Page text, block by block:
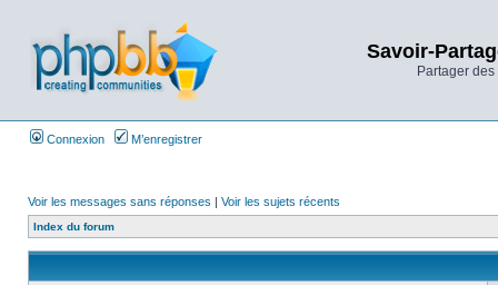
Savoir-
Partager
Connexion M’enregistrer
Voir les messages sans réponses | Voir les sujets récents
Index du forum